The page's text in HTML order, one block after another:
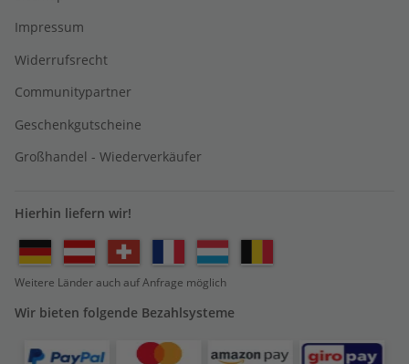
Impressum
Widerrufsrecht
Communitypartner
Geschenkgutscheine
Großhandel - Wiederverkäufer
Hierhin liefern wir!
Weitere Länder auch auf Anfrage möglich
Wir bieten folgende Bezahlsysteme